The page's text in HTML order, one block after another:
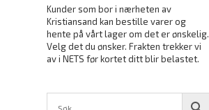
Kunder som bor i nærheten av
Kristiansand kan bestille varer og
hente på vårt lager om det er ønskelig.
Velg det du ønsker. Frakten trekker vi
av i NETS før kortet ditt blir belastet.